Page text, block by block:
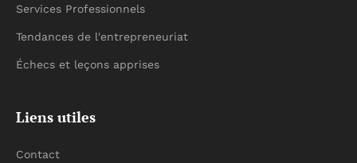
Services Professionnels
Tendances de l'entrepreneuriat
Échecs et leçons apprises
Liens utiles
Contact